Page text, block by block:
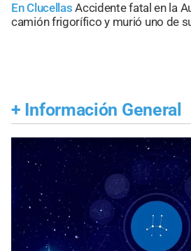
En Clucellas Accidente fatal en la
camión frigorífico y murió uno de
+ Información General